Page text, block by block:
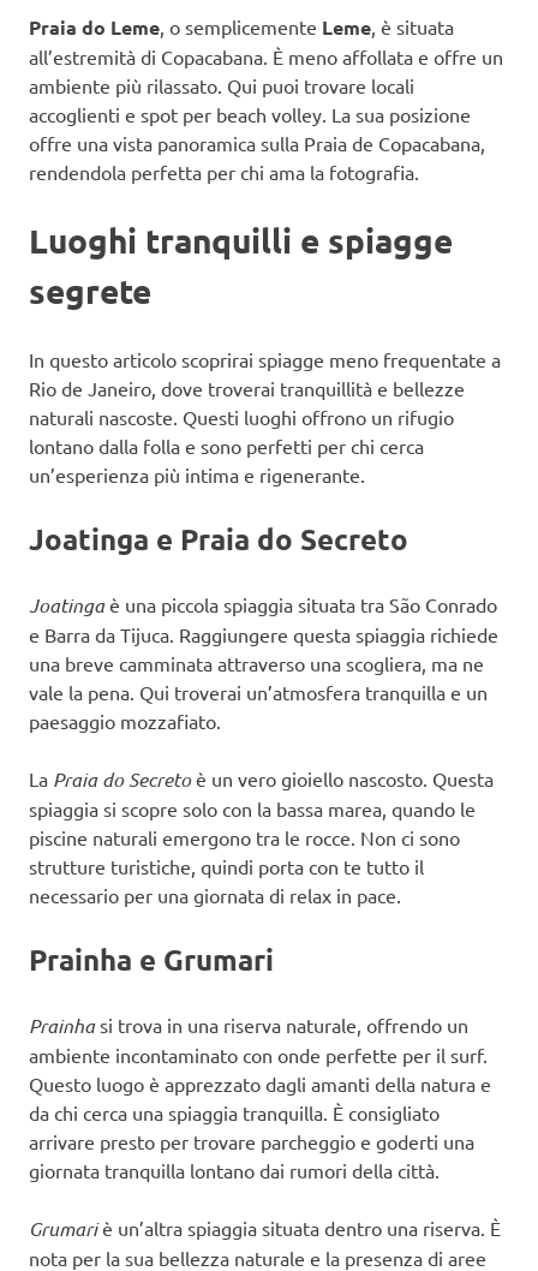
Praia do Leme , o semplicemente Leme , è situata
all’estremità di Copacabana. È meno affollata e offre un
ambiente più rilassato. Qui puoi trovare locali
accoglienti e spot per beach volley. La sua posizione
offre una vista panoramica sulla Praia de Copacabana,
rendendola perfetta per chi ama la fotografia.
Luoghi tranquilli e spiagge
segrete
In questo articolo scoprirai spiagge meno frequentate a
Rio de Janeiro, dove troverai tranquillità e bellezze
naturali nascoste. Questi luoghi offrono un rifugio
lontano dalla folla e sono perfetti per chi cerca
un’esperienza più intima e rigenerante.
Joatinga e Praia do Secreto
Joatingaè una piccola spiaggia situata tra São Conrado
e Barra da Tijuca. Raggiungere questa spiaggia richiede
una breve camminata attraverso una scogliera, ma ne
vale la pena. Qui troverai un’atmosfera tranquilla e un
paesaggio mozzafiato.
La Praia do Secretoè un vero gioiello nascosto. Questa
spiaggia si scopre solo con la bassa marea, quando le
piscine naturali emergono tra le rocce. Non ci sono
strutture turistiche, quindi porta con te tutto il
necessario per una giornata di relax in pace.
Prainha e Grumari
Prainhasi trova in una riserva naturale, offrendo un
ambiente incontaminato con onde perfette per il surf.
Questo luogo è apprezzato dagli amanti della natura e
da chi cerca una spiaggia tranquilla. È consigliato
arrivare presto per trovare parcheggio e goderti una
giornata tranquilla lontano dai rumori della città.
Grumariè un’altra spiaggia situata dentro una riserva. È
nota per la sua bellezza naturale e la presenza di aree